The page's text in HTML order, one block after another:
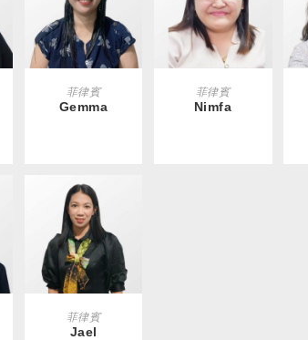
READ MORE
菲律賓
Gemma
READ MORE
菲律賓
Nimfa
READ MORE
菲律賓
Jael